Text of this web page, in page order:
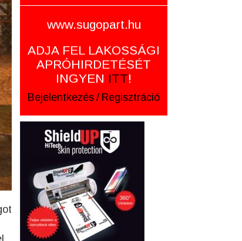
www.sugopart.hu
ADJA FEL LAKOSSÁGI
APRÓHIRDETÉSÉT
INGYEN ITT!
Bejelentkezés / Regisztráció